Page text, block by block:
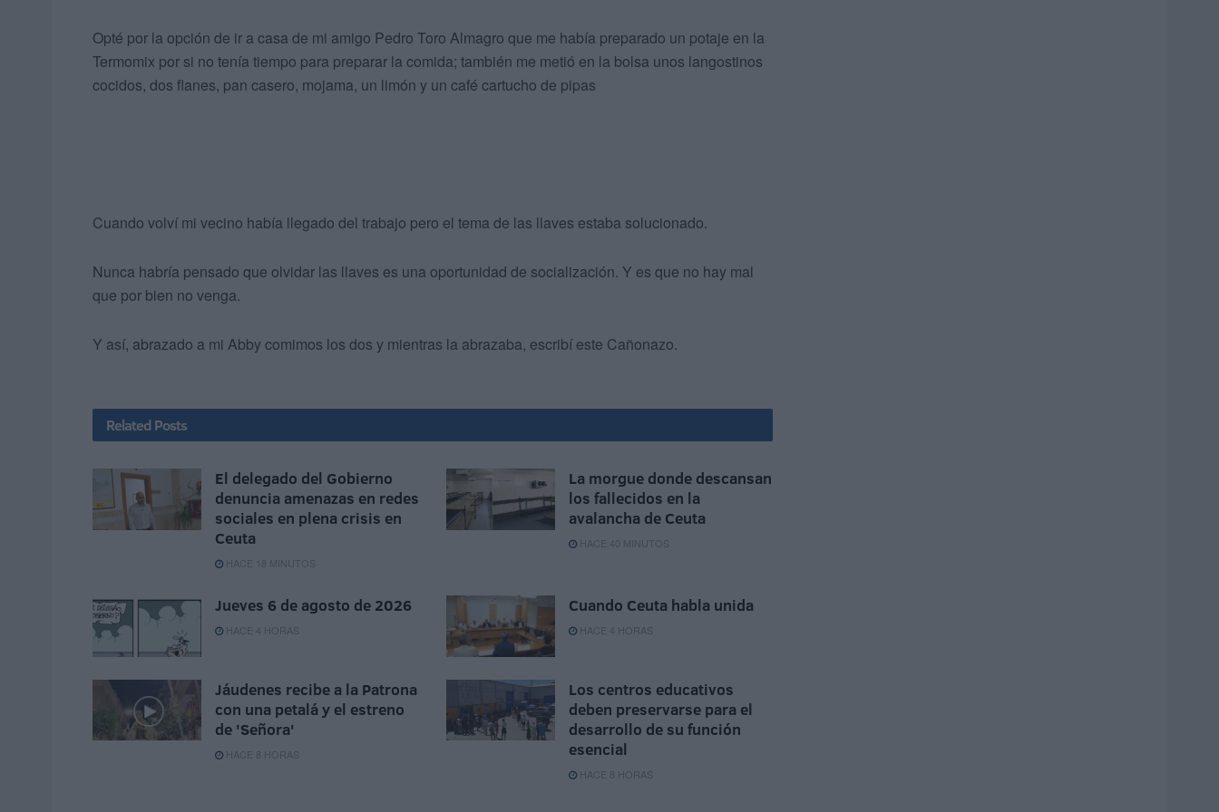
Opté por la opción de ir a casa de mi amigo Pedro Toro Almagro que me había preparado un potaje en la
Termomix por si no tenía tiempo para preparar la comida; también me metió en la bolsa unos langostinos
cocidos, dos flanes, pan casero, mojama, un limón y un café cartucho de pipas
Cuando volví mi vecino había llegado del trabajo pero el tema de las llaves estaba solucionado.
Nunca habría pensado que olvidar las llaves es una oportunidad de socialización. Y es que no hay mal
que por bien no venga.
Y así, abrazado a mi Abby comimos los dos y mientras la abrazaba, escribí este Cañonazo.
Related Posts
El delegado del Gobierno
denuncia amenazas en redes
sociales en plena crisis en
Ceuta
HACE 18 MINUTOS
La morgue donde descansan
los fallecidos en la
avalancha de Ceuta
HACE 40 MINUTOS
Jueves 6 de agosto de 2026
HACE 4 HORAS
Cuando Ceuta habla unida
HACE 4 HORAS
Jáudenes recibe a la Patrona
con una petalá y el estreno
de 'Señora'
HACE 8 HORAS
Los centros educativos
deben preservarse para el
desarrollo de su función
esencial
HACE 8 HORAS